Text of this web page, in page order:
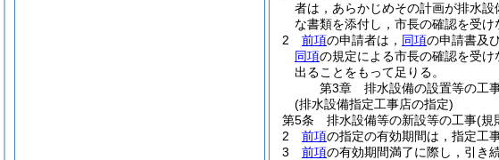
者は，あらかじめその計画が排水
な書類を添付し，市長の確認を受け
2
前項の申請者は， 同項の申請書及
同項の規定による市長の確認を受け
出ることをもって足りる。
第3章
排水設備の設置等の工
(排水設備指定工事店の指定)
第5条
排水設備等の新設等の工事(規
2
前項の指定の有効期間は，指定工
3
前項の有効期間満了に際し，引き